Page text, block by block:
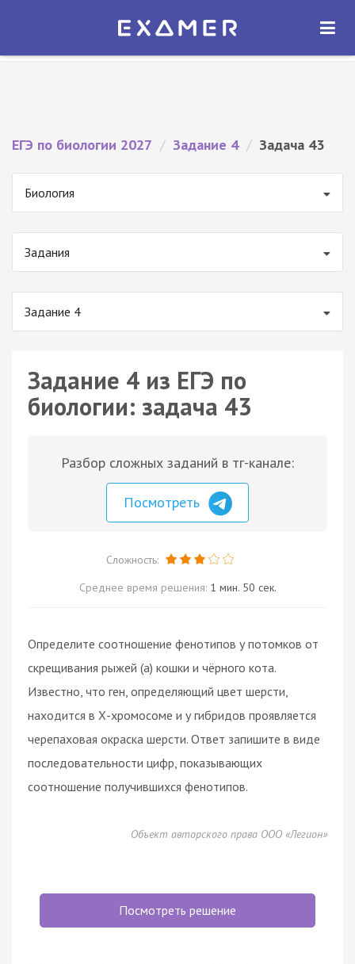
Экзамер — ЕГЭ 2027
ОТКРЫТЬ
ЕГЭ по биологии 2027 / Задание 4 / Задача 43
Биология
Задания
Задание 4
Задание 4 из ЕГЭ по
биологии: задача 43
Разбор сложных заданий в тг-канале:
Посмотреть
Сложность:
Среднее время решения: 1 мин. 50 сек.
Определите соотношение фенотипов у потомков от
скрещивания рыжей (а) кошки и чёрного кота.
Известно, что ген, определяющий цвет шерсти,
находится в Х-хромосоме и у гибридов проявляется
черепаховая окраска шерсти. Ответ запишите в виде
последовательности цифр, показывающих
соотношение получившихся фенотипов.
Объект авторского права ООО «Легион»
Посмотреть решение